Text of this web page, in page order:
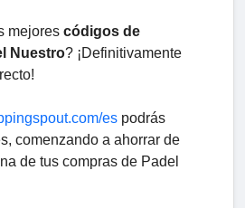
mejores códigos de
Nuestro? ¡Definitivamente
es podrás
comenzando a ahorrar de
de tus compras de Padel